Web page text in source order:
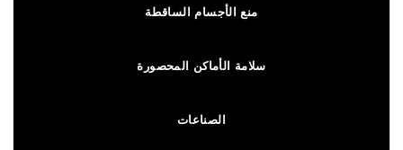
منع الأجسام الساقطة
سلامة الأماكن المحصورة
الصناعات